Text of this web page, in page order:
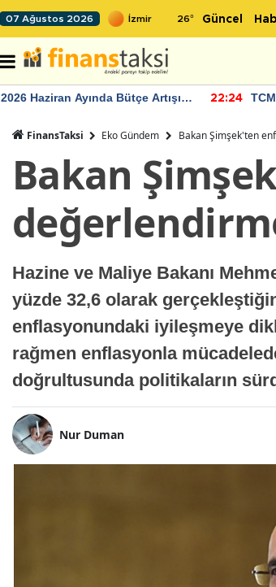
07 Ağustos 2026 26° Güncel
2026 Haziran Ayında Bütçe Artışı
22:24
FinansTaksi Eko Gündem Bakan Şimşek'ten
Bakan
Hazine ve Maliye Bakanı
yüzde 32,6 olarak
enflasyonundaki iyileşmeye
rağmen enflasyonla
doğrultusunda politikaların
Nur Duman